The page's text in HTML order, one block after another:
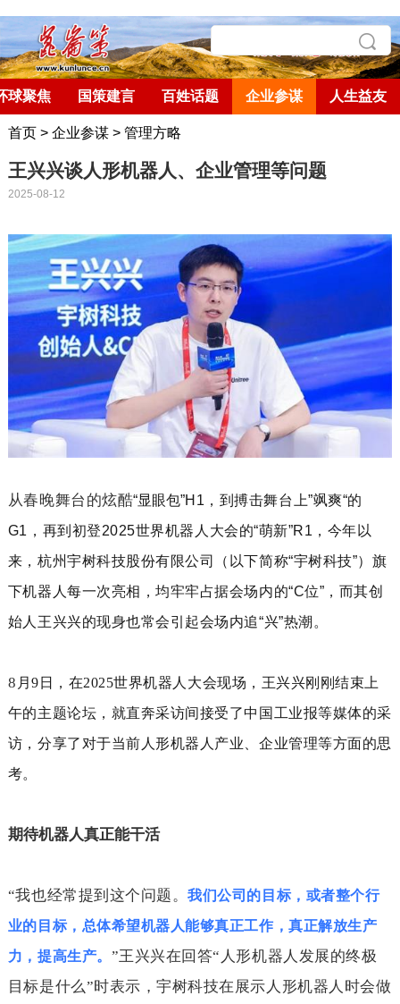
球聚焦 国策建言 百姓话题 企业参谋 人生益友
首页> 企业参谋> 管理方略
王兴兴谈人形机器人、企业管理等问题
2025-08-12
从春晚舞台的炫酷“显眼包”H1 ，到搏击舞台上”飒爽“的
G1 ，再到初登2025世界机器人大会的“萌新”R1 ，今年以
来，杭州宇树科技股份有限公司（以下简称“宇树科技”）旗
下机器人每一次亮相，均牢牢占据会场内的“C位”，而其创
始人王兴兴的现身也常会引起会场内追“兴”热潮。
8 月9 日，在2025世界机器人大会现场，王兴兴刚刚结束上
午的主题论坛，就直奔采访间接受了中国工业报等媒体的采
访，分享了对于当前人形机器人产业、企业管理等方面的思
考。
期待机器人真正能干活
“我也经常提到这个问题。我们公司的目标，或者整个行
业的目标，总体希望机器人能够真正工作，真正解放生产
力，提高生产。 ”王兴兴在回答“人形机器人发展的终极
目标是什么”时表示，宇树科技在展示人形机器人时会做